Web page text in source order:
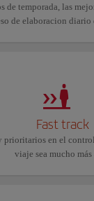
de temporada, las
de elaboracion diario
Fast track
prioritarios en el
viaje sea mucho más